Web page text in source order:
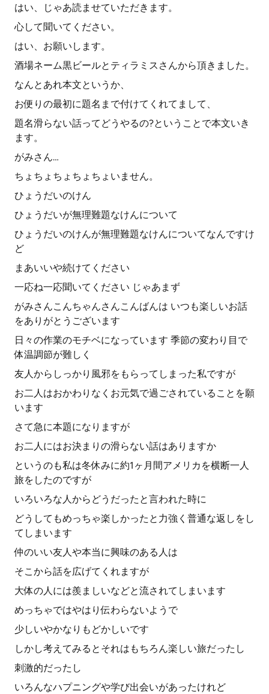
はい、じゃあ読ませていただきます。
心して聞いてください。
はい、お願いします。
酒場ネーム黒ビールとティラミスさんから頂きました。
なんとあれ本文というか、
お便りの最初に題名まで付けてくれてまして、
題名滑らない話ってどうやるの?ということで本文いき
ます。
がみさん…
ちょちょちょちょちょいません。
ひょうだいのけん
ひょうだいが無理難題なけんについて
ひょうだいのけんが無理難題なけんについてなんですけ
ど
まあいいや続けてください
一応ね一応聞いてください じゃあまず
がみさんこんちゃんさんこんばんは いつも楽しいお話
をありがとうございます
日々の作業のモチベになっています 季節の変わり目で
体温調節が難しく
友人からしっかり風邪をもらってしまった私ですが
お二人はおかわりなくお元気で過ごされていることを願
います
さて急に本題になりますが
お二人にはお決まりの滑らない話はありますか
というのも私は冬休みに約1ヶ月間アメリカを横断一人
旅をしたのですが
いろいろな人からどうだったと言われた時に
どうしてもめっちゃ楽しかったと力強く普通な返しをし
てしまいます
仲のいい友人や本当に興味のある人は
そこから話を広げてくれますが
大体の人には羨ましいなどと流されてしまいます
めっちゃではやはり伝わらないようで
少しいやかなりもどかしいです
しかし考えてみるとそれはもちろん楽しい旅だったし
刺激的だったし
いろんなハプニングや学び出会いがあったけれど